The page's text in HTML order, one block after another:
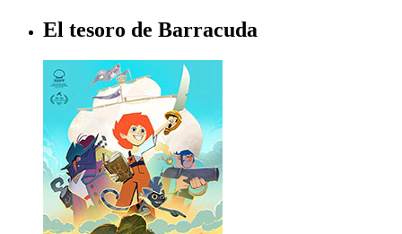
El tesoro de Barracuda